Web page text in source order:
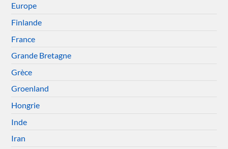
Europe
Finlande
France
Grande Bretagne
Grèce
Groenland
Hongrie
Inde
Iran